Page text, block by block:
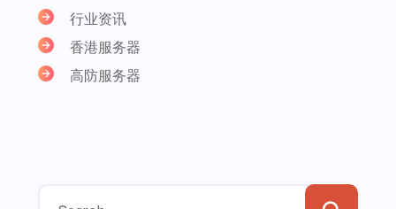
行业资讯
香港服务器
高防服务器